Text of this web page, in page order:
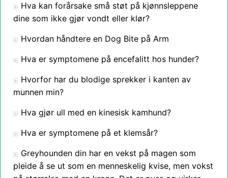
Hva kan forårsake små støt på kjønnsleppene
dine som ikke gjør vondt eller klør?
Hvordan håndtere en Dog Bite på Arm
Hva er symptomene på encefalitt hos hunder?
Hvorfor har du blodige sprekker i kanten av
munnen min?
Hva gjør ull med en kinesisk kamhund?
Hva er symptomene på et klemsår?
Greyhounden din har en vekst på magen som
pleide å se ut som en menneskelig kvise, men vokst